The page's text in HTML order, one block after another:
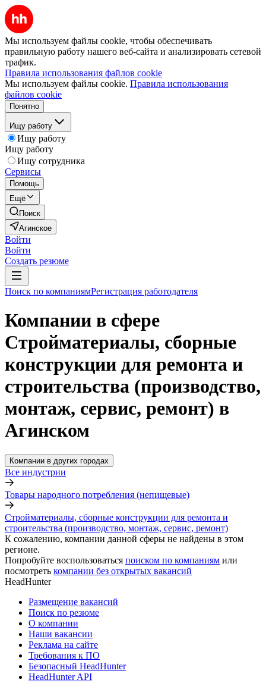
Мы используем файлы cookie, чтобы обеспечивать
правильную работу нашего веб-сайта и анализировать сетевой
трафик.
Правила использования файлов cookie
Мы используем файлы cookie. Правила использования
файлов cookie
Понятно
Ищу работу
Ищу работу
Ищу работу
Ищу сотрудника
Сервисы
Помощь
Ещё
Поиск
Агинское
Войти
Войти
Создать резюме
Поиск по компаниямРегистрация работодателя
Компании в сфере
Стройматериалы, сборные
конструкции для ремонта и
строительства (производство,
монтаж, сервис, ремонт) в
Агинском
Компании в других городах
Все индустрии
Товары народного потребления (непищевые)
Стройматериалы, сборные конструкции для ремонта и
строительства (производство, монтаж, сервис, ремонт)
К сожалению, компании данной сферы не найдены в этом
регионе.
Попробуйте воспользоваться поиском по компаниям или
посмотреть компании без открытых вакансий
HeadHunter
Размещение вакансий
Поиск по резюме
О компании
Наши вакансии
Реклама на сайте
Требования к ПО
Безопасный HeadHunter
HeadHunter API